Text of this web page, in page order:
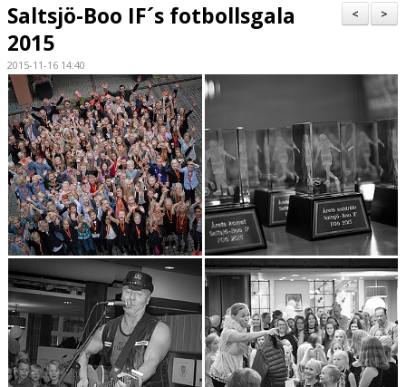
MEDLEMSSKAP
KALENDER
BILDGALLERI
VÅRA LAG
SPONSRING
MATCHER
LÄNKAR
WEBSHOP
>
<
Saltsjö-Boo IF´s fotbollsgala
2015
2015-11-16 14:40